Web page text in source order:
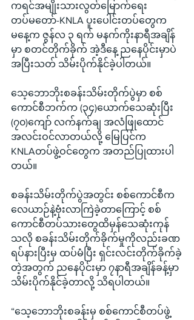
ကရင်အမျိုးသားလွတ်မြောက်ရေး
တပ်မတော်-KNLA ပူးပေါင်းတပ်တွေက
မနေ့က ဇွန်လ ၃ ရက် မနက်ကိုးနာရီအချိန်
မှာ စတင်တိုက်ခိုက် အဲ့ဒီနေ့ ညနေပိုင်းမှာပဲ
အပြီးသတ် သိမ်းပိုက်နိုင်ခဲ့ပါတယ်။
သေ့ဘောဘိုးစခန်းသိမ်းတိုက်ပွဲမှာ စစ်
ကောင်စီဘက်က (၃၄)ယောက်သေဆုံးပြီး
(၇၀)ကျော် လက်နက်ချ အလံဖြုထောင်
အလင်းဝင်လာတယ်လို့ မြေပြင်က
KNLAတပ်ဖွဲ့ဝင်တွေက အတည်ပြုထားပါ
တယ်။
စခန်းသိမ်းတိုက်ပွဲအတွင်း စစ်ကောင်စီက
လေယာဉ်နဲ့ဗုံးလာကြဲခဲ့တာကြောင့် စစ်
ကောင်စီတပ်သားတွေထိမှန်သေဆုံးကုန်
သလို စခန်းသိမ်းတိုက်ခိုက်မှုကိုလည်းခဏ
ရပ်နားပြီးမှ ထပ်မံပြီး ရှင်းလင်းတိုက်ခိုက်ခဲ့
တဲ့အတွက် ညနေပိုင်းမှာ ၇နာရီအချိန်ခန့်မှာ
သိမ်းပိုက်နိုင်ခဲ့တာလို့ သိရပါတယ်။
“သေ့ဘောဘိုးစခန်းမှ စစ်ကောင်စီတပ်ဖွဲ့